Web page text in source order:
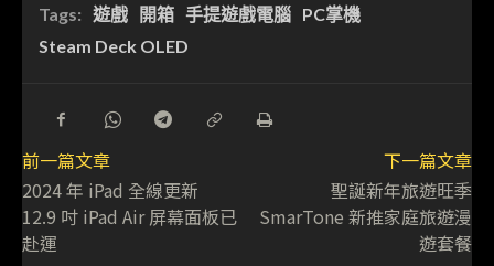
Tags: 遊戲 開箱 手提遊戲電腦 PC掌機
Steam Deck OLED
前一篇文章
2024 年 iPad 全線更新
12.9 吋 iPad Air 屏幕面板已
赴運
下一篇文章
聖誕新年旅遊旺季
SmarTone 新推家庭旅遊漫
遊套餐